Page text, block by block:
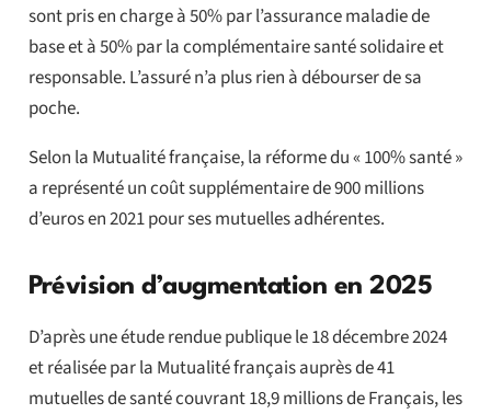
sont pris en charge à 50% par l’assurance maladie de
base et à 50% par la complémentaire santé solidaire et
responsable. L’assuré n’a plus rien à débourser de sa
poche.
Selon la Mutualité française, la réforme du « 100% santé »
a représenté un coût supplémentaire de 900 millions
d’euros en 2021 pour ses mutuelles adhérentes.
Prévision d’augmentation en 2025
D’après une étude rendue publique le 18 décembre 2024
et réalisée par la Mutualité français auprès de 41
mutuelles de santé couvrant 18,9 millions de Français, les